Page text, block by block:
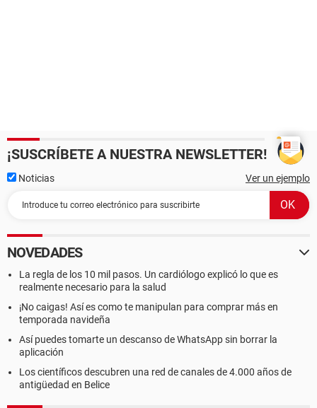
¡SUSCRÍBETE A NUESTRA NEWSLETTER!
Noticias Ver un ejemplo
NOVEDADES
La regla de los 10 mil pasos. Un cardiólogo explicó lo que es
realmente necesario para la salud
¡No caigas! Así es como te manipulan para comprar más en
temporada navideña
Así puedes tomarte un descanso de WhatsApp sin borrar la
aplicación
Los científicos descubren una red de canales de 4.000 años de
antigüedad en Belice